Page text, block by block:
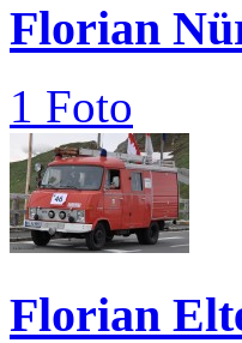
Florian
1 Foto
Florian